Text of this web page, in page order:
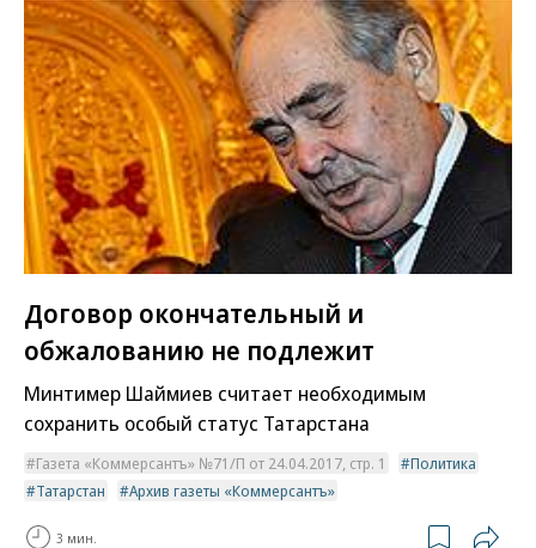
Договор окончательный и
обжалованию не подлежит
Минтимер Шаймиев считает необходимым
сохранить особый статус Татарстана
Газета «Коммерсантъ» №71/П от 24.04.2017, стр. 1
Политика
Татарстан
Архив газеты «Коммерсантъ»
3 мин.